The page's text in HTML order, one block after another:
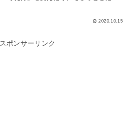
2020.10.15
スポンサーリンク